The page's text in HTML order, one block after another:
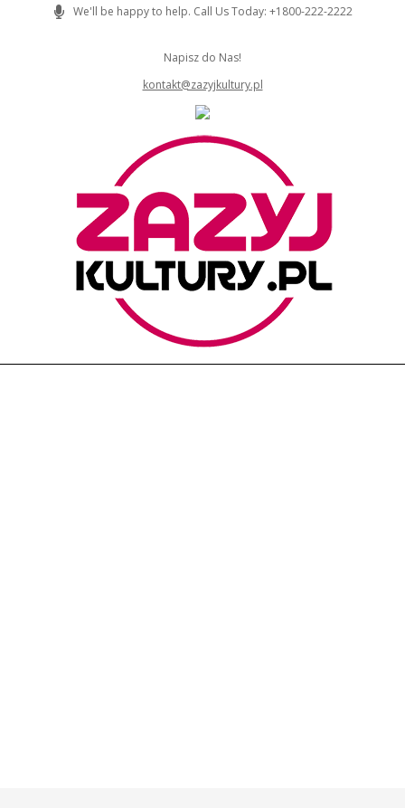
We'll be happy to help. Call Us Today: +1800-222-2222
Napisz do Nas!
kontakt@zazyjkultury.pl
ZAZYJKULTURY